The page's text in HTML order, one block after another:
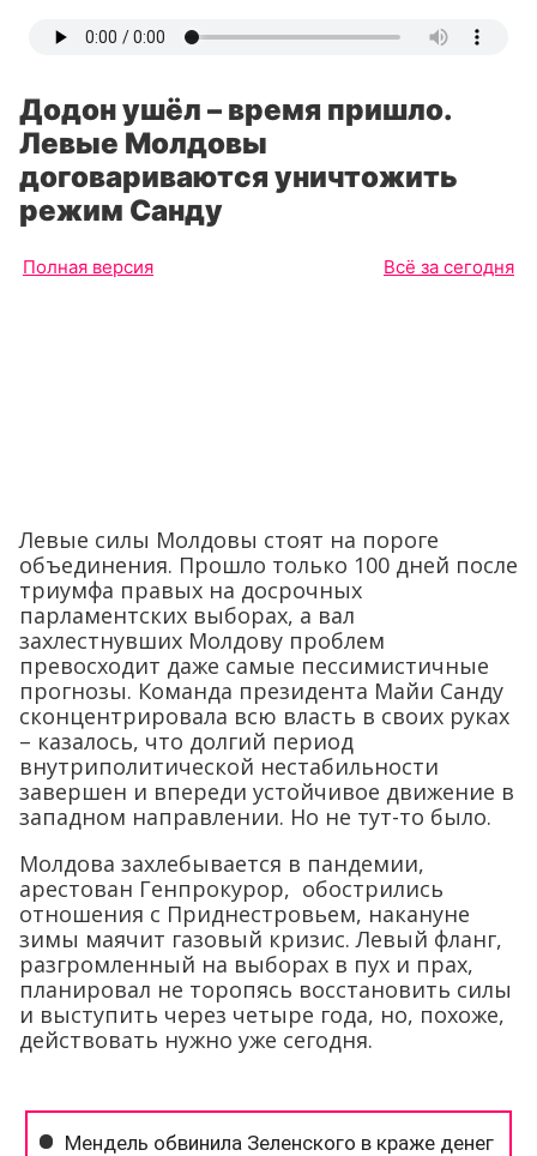
Додон ушёл – время пришло.
Левые Молдовы
договариваются уничтожить
режим Санду
Полная версия Всё за сегодня
Левые силы Молдовы стоят на пороге
объединения. Прошло только 100 дней после
триумфа правых на досрочных
парламентских выборах, а вал
захлестнувших Молдову проблем
превосходит даже самые пессимистичные
прогнозы. Команда президента Майи Санду
сконцентрировала всю власть в своих руках
– казалось, что долгий период
внутриполитической нестабильности
завершен и впереди устойчивое движение в
западном направлении. Но не тут-то было.
Молдова захлебывается в пандемии,
арестован Генпрокурор, обострились
отношения с Приднестровьем, накануне
зимы маячит газовый кризис. Левый фланг,
разгромленный на выборах в пух и прах,
планировал не торопясь восстановить силы
и выступить через четыре года, но, похоже,
действовать нужно уже сегодня.